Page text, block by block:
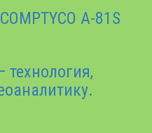
A-81S
технология,